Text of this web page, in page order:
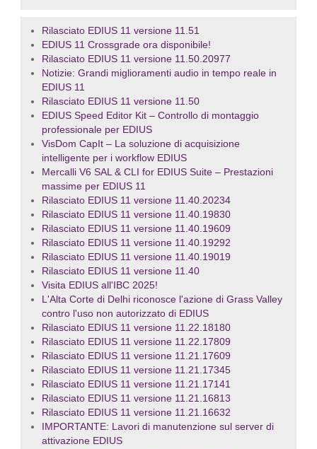
Rilasciato EDIUS 11 versione 11.51
EDIUS 11 Crossgrade ora disponibile!
Rilasciato EDIUS 11 versione 11.50.20977
Notizie: Grandi miglioramenti audio in tempo reale in
EDIUS 11
Rilasciato EDIUS 11 versione 11.50
EDIUS Speed Editor Kit – Controllo di montaggio
professionale per EDIUS
VisDom CapIt – La soluzione di acquisizione
intelligente per i workflow EDIUS
Mercalli V6 SAL & CLI for EDIUS Suite – Prestazioni
massime per EDIUS 11
Rilasciato EDIUS 11 versione 11.40.20234
Rilasciato EDIUS 11 versione 11.40.19830
Rilasciato EDIUS 11 versione 11.40.19609
Rilasciato EDIUS 11 versione 11.40.19292
Rilasciato EDIUS 11 versione 11.40.19019
Rilasciato EDIUS 11 versione 11.40
Visita EDIUS all'IBC 2025!
L'Alta Corte di Delhi riconosce l'azione di Grass Valley
contro l'uso non autorizzato di EDIUS
Rilasciato EDIUS 11 versione 11.22.18180
Rilasciato EDIUS 11 versione 11.22.17809
Rilasciato EDIUS 11 versione 11.21.17609
Rilasciato EDIUS 11 versione 11.21.17345
Rilasciato EDIUS 11 versione 11.21.17141
Rilasciato EDIUS 11 versione 11.21.16813
Rilasciato EDIUS 11 versione 11.21.16632
IMPORTANTE: Lavori di manutenzione sul server di
attivazione EDIUS